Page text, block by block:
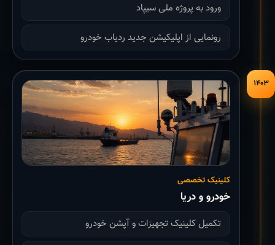
ورود به پروژه ملی سیپاد
رونمایی از اپلیکیشن جدید ردیاب خودرو
۱۴۰۳
کلینیک تخصصی
خودرو و دریا
تکمیل کلینیک تجهیزات و آپشن خودرو